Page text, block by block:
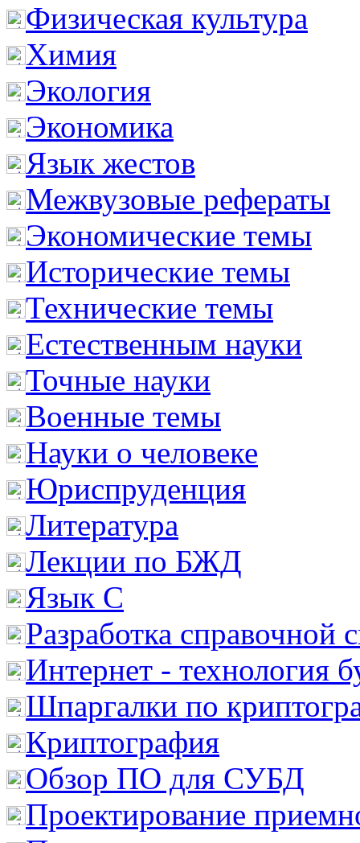
Физическая культура
Химия
Экология
Экономика
Язык жестов
Межвузовые рефераты
Экономические темы
Исторические темы
Технические темы
Естественным науки
Точные науки
Военные темы
Науки о человеке
Юриспруденция
Литература
Лекции по БЖД
Язык С
Разработка справочной
Интернет - технология
Шпаргалки по
Криптография
Обзор ПО для СУБД
Проектирование